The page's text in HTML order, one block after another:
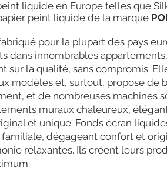
liquide en Europe telles que
peint liquide de la marque
pour la plupart des pays
dans innombrables
sur la qualité, sans compromis.
modèles et, surtout, propose de
et de nombreuses machines
muraux chaleureux,
et unique. Fonds écran
dégageant confort et
relaxantes. Ils créent leurs